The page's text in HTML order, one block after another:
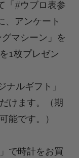
「 #ウブロ表参
アンケート
マシーン 」を
1枚プレゼン
ナルギフト 」
けます。
（期
能です。）
で時計をお買